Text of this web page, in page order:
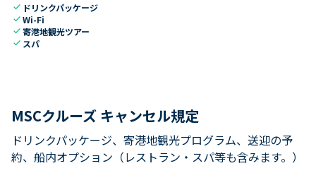
check ドリンクパッケージ
checkWi-Fi
check寄港地観光ツアー
check スパ
MSCクルーズ キャンセル規定
ドリンクパッケージ、寄港地観光プログラム、送迎の予
約、船内オプション（レストラン・スパ等も含みます。）